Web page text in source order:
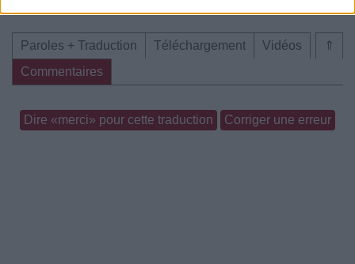
⇑
Paroles + Traduction Téléchargement
Vidéos
Commentaires
Dire «merci» pour cette traduction Corriger une erreur